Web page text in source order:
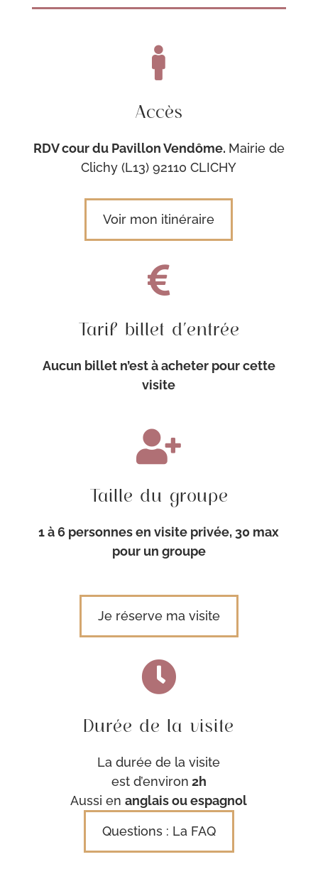

Accès
RDV cour du Pavillon Vendôme. Mairie de
Clichy (L13) 92110 CLICHY
Voir mon itinéraire

Tarif billet d’entrée
Aucun billet n’est à acheter pour cette
visite

Taille du groupe
1 à 6 personnes en visite privée, 30 max
pour un groupe
Je réserve ma visite

Durée de la visite
La durée de la visite
est d’environ 2h
Aussi enanglais ou espagnol
Questions : La FAQ